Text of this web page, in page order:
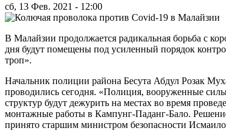
сб, 13 Фев. 2021 - 12:00
В Малайзии продолжается радикальная борьба с
дня будут помещены под усиленный порядок
троп».
Начальник полиции района Бесута Абдул Розак
проводились сегодня. «Полиция, вооруженные
структур будут дежурить на местах во время
монтажные работы в Кампунг-Паданг-Бало.
принято старшим министром безопасности